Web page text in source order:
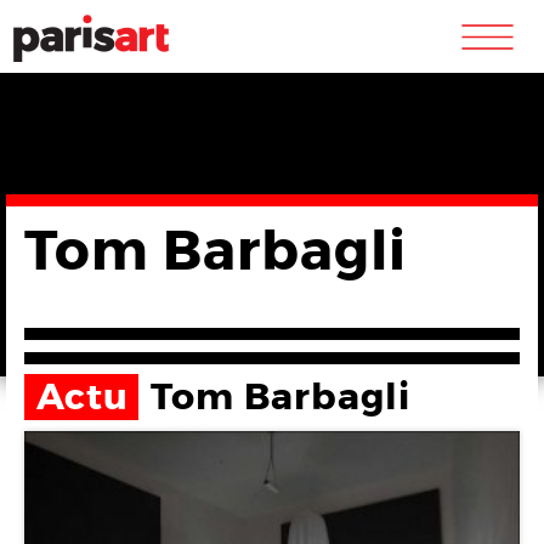
m
Tom Barbagli
Actu Tom Barbagli